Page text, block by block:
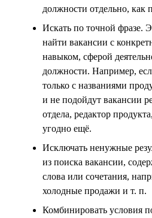
должности отдельно, как
Искать по точной фразе.
найти вакансии с
навыком, сферой
должности. Например,
только с названиями
и не подойдут вакансии
отдела, редактор
угодно ещё.
Исключать ненужные
из поиска вакансии,
слова или сочетания,
холодные продажи и т. п.
Комбинировать условия